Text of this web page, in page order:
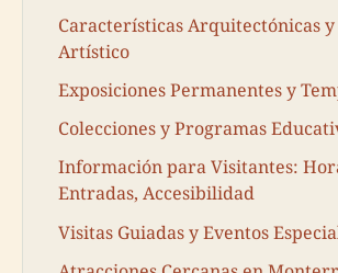
Características Arquitectónicas
Artístico
Exposiciones Permanentes y
Colecciones y Programas
Información para Visitantes:
Entradas, Accesibilidad
Visitas Guiadas y Eventos